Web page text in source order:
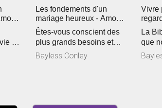
de
Les fondements d'un
mariage heureux - Amour
et respect (2)
Êtes-vous conscient des
plus grands besoins et
désirs de votre partenaire
? Ba...
Bayless Conley
Vivre
La
que
et